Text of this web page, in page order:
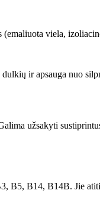
viela,
ir apsauga nuo
užsakyti
B5, B14, B14B. Jie